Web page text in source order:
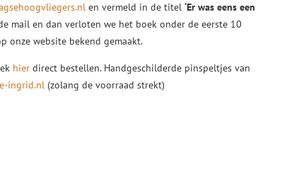
en vermeld in de titel ‘Er was eens een
mail en dan verloten we het boek onder de eerste 10
onze website bekend gemaakt.
hier direct bestellen. Handgeschilderde pinspeltjes van
ingrid.nl (zolang de voorraad strekt)